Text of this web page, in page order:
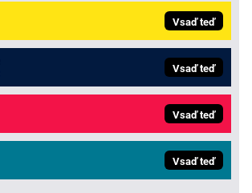
Vsaď teď
Vsaď teď
Vsaď teď
Vsaď teď